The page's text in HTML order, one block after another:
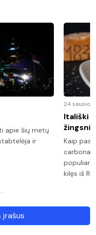
apie šių metų
ir
24 sausio,
Itališki
Kaip
kilęs iš
įrašus